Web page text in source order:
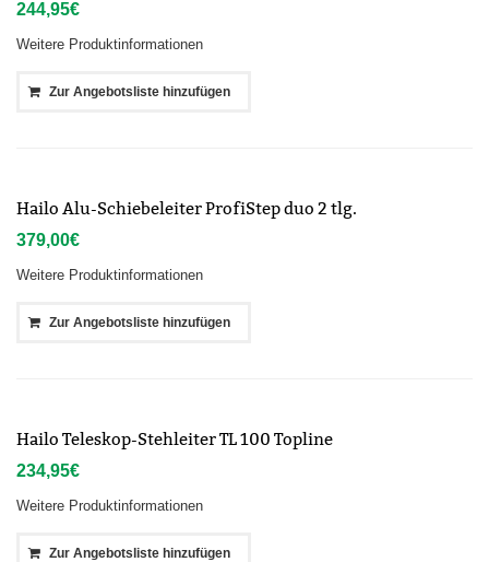
244,95€
Weitere Produktinformationen
Zur Angebotsliste hinzufügen
Hailo Alu-Schiebeleiter ProfiStep duo 2 tlg.
379,00€
Weitere Produktinformationen
Zur Angebotsliste hinzufügen
Hailo Teleskop-Stehleiter TL 100 Topline
234,95€
Weitere Produktinformationen
Zur Angebotsliste hinzufügen